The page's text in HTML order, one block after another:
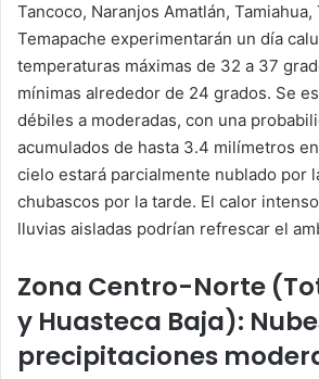
Tancoco, Naranjos Amatlán, Tamiahua,
Temapache experimentarán un día
temperaturas máximas de 32 a 37
mínimas alrededor de 24 grados. Se
débiles a moderadas, con una
acumulados de hasta 3.4 milímetros
cielo estará parcialmente nublado por
chubascos por la tarde. El calor
lluvias aisladas podrían refrescar el
Zona Centro-Norte
y Huasteca Baja):
precipitaciones